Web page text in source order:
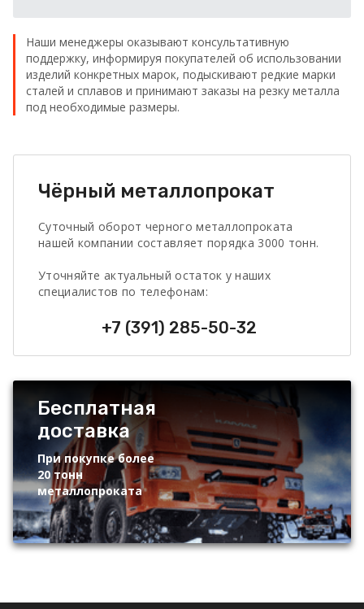
Наши менеджеры оказывают консультативную
поддержку, информируя покупателей об использовании
изделий конкретных марок, подыскивают редкие марки
сталей и сплавов и принимают заказы на резку металла
под необходимые размеры.
Чёрный металлопрокат
Суточный оборот черного металлопроката
нашей компании составляет порядка 3000 тонн.
Уточняйте актуальный остаток у наших
специалистов по телефонам:
+7 (391) 285-50-32
Бесплатная
доставка
При покупке более
20 тонн
металлопроката